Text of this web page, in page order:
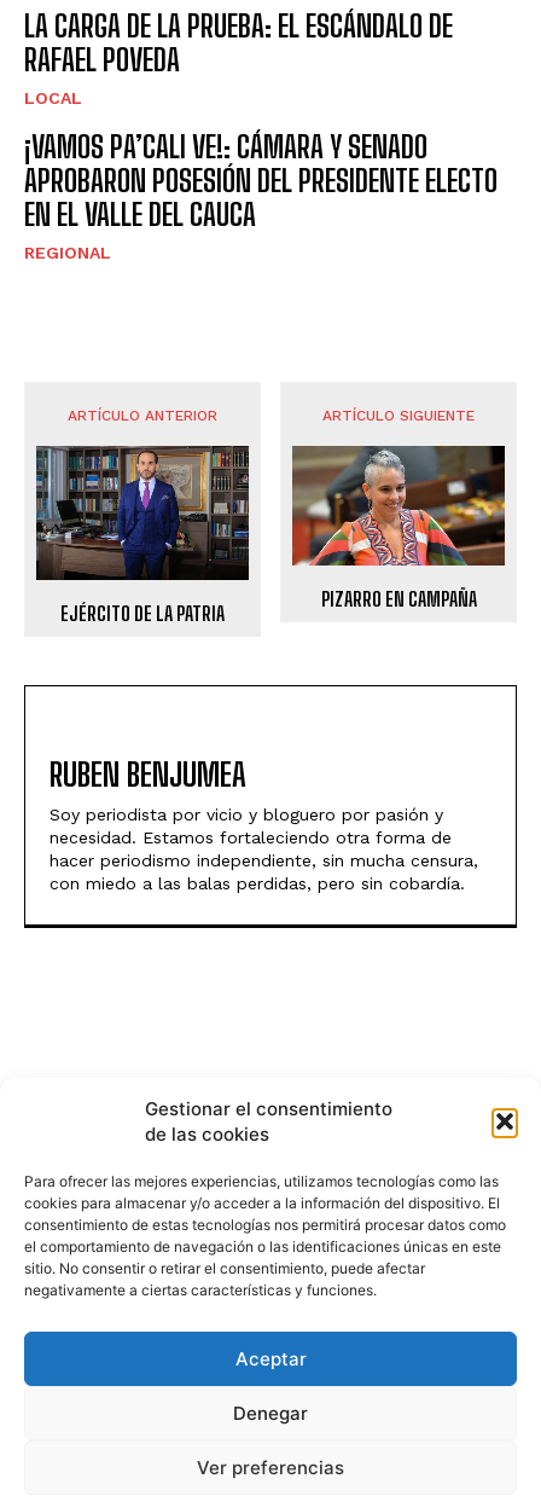
Gestionar el consentimiento
de las cookies
Para ofrecer las mejores experiencias, utilizamos tecnologías como las
cookies para almacenar y/o acceder a la información del dispositivo. El
consentimiento de estas tecnologías nos permitirá procesar datos como
el comportamiento de navegación o las identificaciones únicas en este
sitio. No consentir o retirar el consentimiento, puede afectar
negativamente a ciertas características y funciones.
Aceptar
Denegar
Ver preferencias
LA CARGA DE LA PRUEBA: EL ESCÁNDALO DE
RAFAEL POVEDA
LOCAL
¡VAMOS PA’CALI VE!: CÁMARA Y SENADO
APROBARON POSESIÓN DEL PRESIDENTE ELECTO
EN EL VALLE DEL CAUCA
REGIONAL
ARTÍCULO ANTERIOR
EJÉRCITO DE LA PATRIA
ARTÍCULO SIGUIENTE
PIZARRO EN CAMPAÑA
RUBEN BENJUMEA
Soy periodista por vicio y bloguero por pasión y
necesidad. Estamos fortaleciendo otra forma de
hacer periodismo independiente, sin mucha censura,
con miedo a las balas perdidas, pero sin cobardía.
HISTORIA PODCAST
© 2026 puntodevistardb.com. Fundado el 25 de julio de 2007 /